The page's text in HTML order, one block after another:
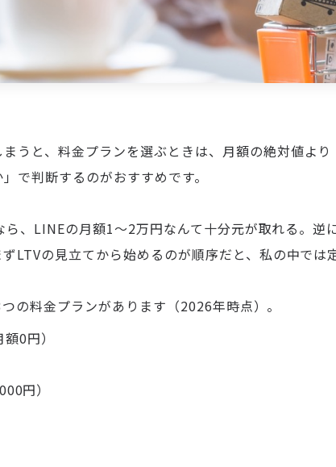
うと、料金プランを選ぶときは、月額の絶対値よ
で判断するのがおすすめです。
、LINEの月額1〜2万円なんて十分元が取れる。逆
LTVの見立てから始めるのが順序だと、私の中では
の料金プランがあります（2026年時点）。
0円）
円）